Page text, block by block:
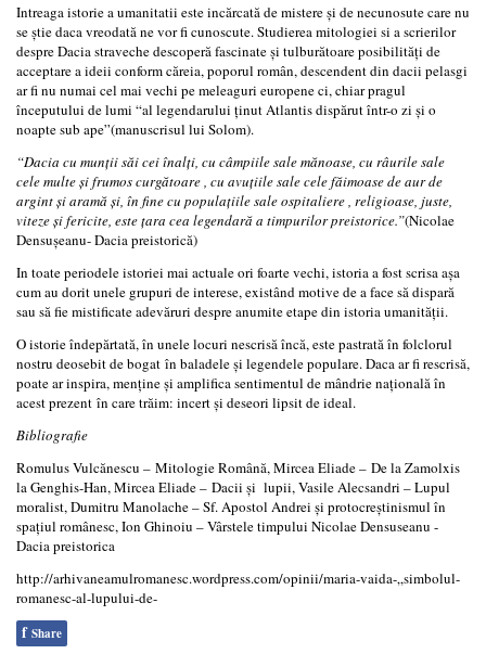
Intreaga istorie a umanitatii este incărcată de mistere și de necunosute care nu
se știe daca vreodată ne vor fi cunoscute. Studierea mitologiei si a scrierilor
despre Dacia straveche descoperă fascinate și tulburătoare posibilități de
acceptare a ideii conform căreia, poporul român, descendent din dacii pelasgi
ar fi nu numai cel mai vechi pe meleaguri europene ci, chiar pragul
începutului de lumi “al legendarului ținut Atlantis dispărut într-o zi și o
noapte sub ape”(manuscrisul lui Solom).
“Dacia cu munții săi cei înalți, cu câmpiile sale mănoase, cu râurile sale
cele multe și frumos curgătoare , cu avuțiile sale cele făimoase de aur de
argint și aramă și, în fine cu populațiile sale ospitaliere , religioase, juste,
viteze și fericite, este țara cea legendară a timpurilor preistorice.”(Nicolae
Densușeanu- Dacia preistorică)
In toate periodele istoriei mai actuale ori foarte vechi, istoria a fost scrisa așa
cum au dorit unele grupuri de interese, existând motive de a face să dispară
sau să fie mistificate adevăruri despre anumite etape din istoria umanității.
O istorie îndepărtată, în unele locuri nescrisă încă, este pastrată în folclorul
nostru deosebit de bogat în baladele și legendele populare. Daca ar fi rescrisă,
poate ar inspira, menține și amplifica sentimentul de mândrie națională în
acest prezent în care trăim: incert și deseori lipsit de ideal.
Bibliografie
Romulus Vulcănescu – Mitologie Română, Mircea Eliade – De la Zamolxis
la Genghis-Han, Mircea Eliade – Dacii și lupii, Vasile Alecsandri – Lupul
moralist, Dumitru Manolache – Sf. Apostol Andrei și protocreștinismul în
spațiul românesc, Ion Ghinoiu – Vârstele timpului Nicolae Densuseanu -
Dacia preistorica
http://arhivaneamulromanesc.wordpress.com/opinii/maria-vaida-„simbolul-
romanesc-al-lupului-de-
f Share